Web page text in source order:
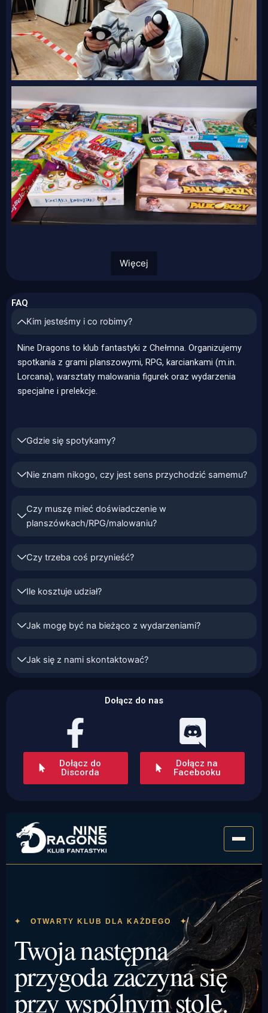
Więcej
FAQ
Kim jesteśmy i co robimy?
Nine Dragons to klub fantastyki z Chełmna. Organizujemy
spotkania z grami planszowymi, RPG, karciankami (m.in.
Lorcana), warsztaty malowania figurek oraz wydarzenia
specjalne i prelekcje.
Gdzie się spotykamy?
Nie znam nikogo, czy jest sens przychodzić samemu?
Czy muszę mieć doświadczenie w
planszówkach/RPG/malowaniu?
Czy trzeba coś przynieść?
Ile kosztuje udział?
Jak mogę być na bieżąco z wydarzeniami?
Jak się z nami skontaktować?
Dołącz do nas
Dołącz do
Discorda
Dołącz na
Facebooku
✦ OTWARTY KLUB DLA KAŻDEGO ✦
Twoja następna
przygoda zaczyna się
przy wspólnym stole.